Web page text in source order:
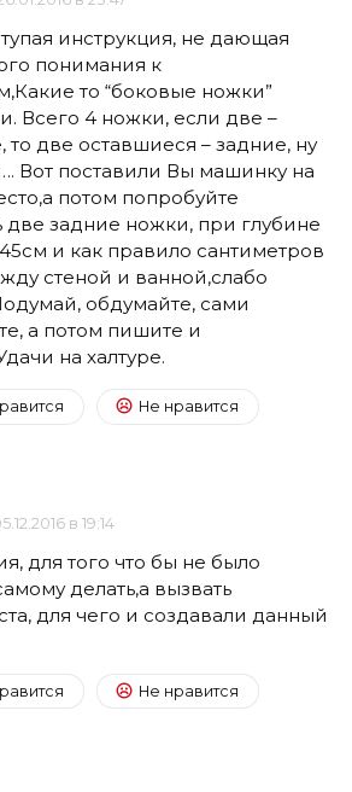
инструкция, не дающая
понимания к
то “боковые ножки”
Всего 4 ножки, если две –
то две оставшиеся – задние, ну
Вот поставили Вы машинку на
потом попробуйте
две задние ножки, при глубине
и как правило сантиметров
стеной и ванной,слабо
обдумайте, сами
а потом пишите и
на халтуре.
Не нравится
в 19:14
для того что бы не было
делать,а вызвать
для чего и создавали данный
Не нравится